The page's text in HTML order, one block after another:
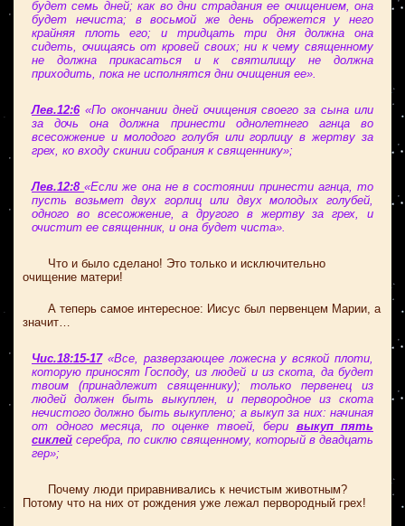
будет семь дней; как во дни страдания ее очищением, она
будет нечиста; в восьмой же день обрежется у него
крайняя плоть его; и тридцать три дня должна она
сидеть, очищаясь от кровей своих; ни к чему священному
не должна прикасаться и к святилищу не должна
приходить, пока не исполнятся дни очищения ее».
Лев.12:6«По окончании дней очищения своего за сына или
за дочь она должна принести однолетнего агнца во
всесожжение и молодого голубя или горлицу в жертву за
грех, ко входу скинии собрания к священнику»;
Лев.12:8 «Если же она не в состоянии принести агнца, то
пусть возьмет двух горлиц или двух молодых голубей,
одного во всесожжение, а другого в жертву за грех, и
очистит ее священник, и она будет чиста».
Что и было сделано! Это только и исключительно
очищение матери!
А теперь самое интересное: Иисус был первенцем Марии, а
значит…
Чис.18:15-17«Все, разверзающее ложесна у всякой плоти,
которую приносят Господу, из людей и из скота, да будет
твоим (принадлежит священнику); только первенец из
людей должен быть выкуплен, и первородное из скота
нечистого должно быть выкуплено; а выкуп за них: начиная
от одного месяца, по оценке твоей, бери выкуп пять
сиклей серебра, по сиклю священному, который в двадцать
гер»;
Почему люди приравнивались к нечистым животным?
Потому что на них от рождения уже лежал первородный грех!